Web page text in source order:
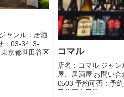
ャンル：居酒
：03-3413-
京都世田谷区
ト北沢 1F ア
コマル
店名：コマル ジャ
屋、居酒屋 お問い
0503 予約可否：予
田谷区太子堂5-15-